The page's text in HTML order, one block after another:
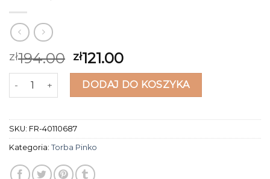
zł194.00 zł121.00
ilość torba pinkoDODAJ DO KOSZYKA
SKU: FR-40110687
Kategoria: Torba Pinko